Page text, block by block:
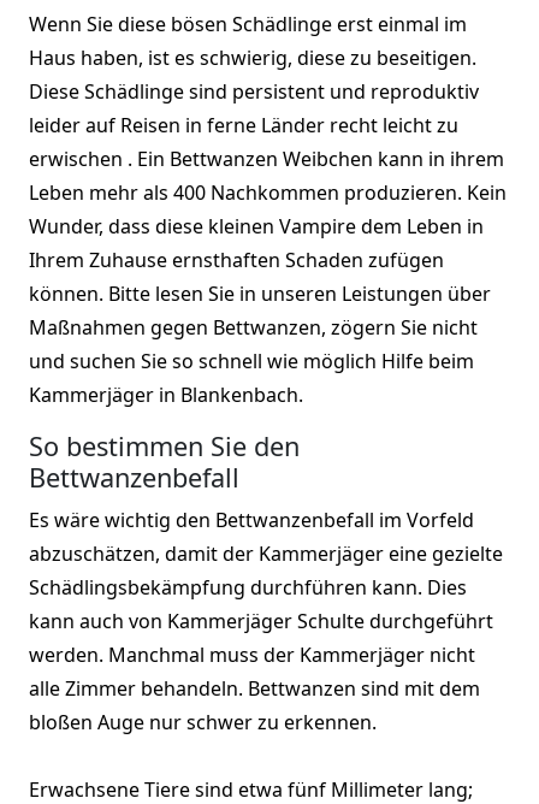
Wenn Sie diese bösen Schädlinge erst einmal im
Haus haben, ist es schwierig, diese zu beseitigen.
Diese Schädlinge sind persistent und reproduktiv
leider auf Reisen in ferne Länder recht leicht zu
erwischen . Ein Bettwanzen Weibchen kann in ihrem
Leben mehr als 400 Nachkommen produzieren. Kein
Wunder, dass diese kleinen Vampire dem Leben in
Ihrem Zuhause ernsthaften Schaden zufügen
können. Bitte lesen Sie in unseren Leistungen über
Maßnahmen gegen Bettwanzen, zögern Sie nicht
und suchen Sie so schnell wie möglich Hilfe beim
Kammerjäger in Blankenbach.
So bestimmen Sie den
Bettwanzenbefall
Es wäre wichtig den Bettwanzenbefall im Vorfeld
abzuschätzen, damit der Kammerjäger eine gezielte
Schädlingsbekämpfung durchführen kann. Dies
kann auch von Kammerjäger Schulte durchgeführt
werden. Manchmal muss der Kammerjäger nicht
alle Zimmer behandeln. Bettwanzen sind mit dem
bloßen Auge nur schwer zu erkennen.
Erwachsene Tiere sind etwa fünf Millimeter lang;